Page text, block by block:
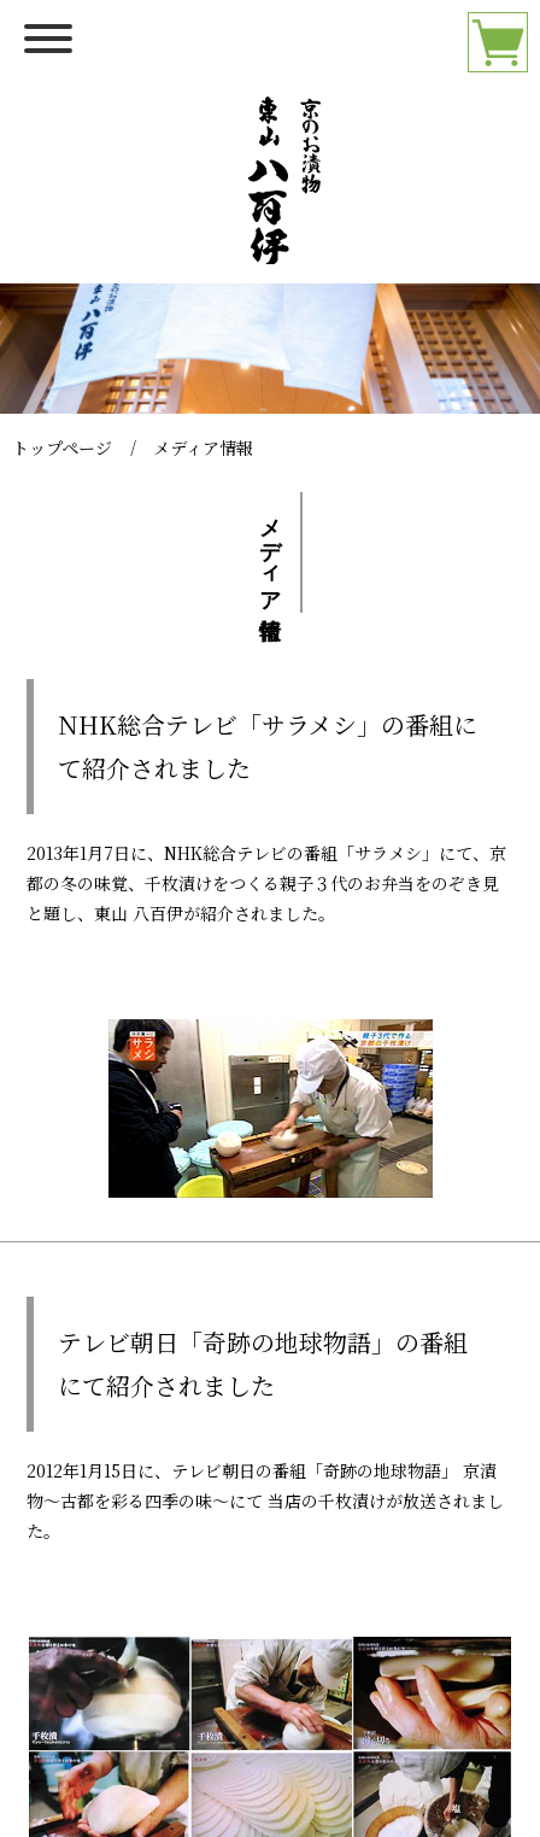
トップページ メディア情報
メディア情報
NHK総合テレビ「サラメシ」の番組に
て紹介されました
2013年1月7日に、NHK総合テレビの番組「サラメシ」にて、京
都の冬の味覚、千枚漬けをつくる親子３代のお弁当をのぞき見
と題し、東山 八百伊が紹介されました。
テレビ朝日「奇跡の地球物語」の番組
にて紹介されました
2012年1月15日に、テレビ朝日の番組「奇跡の地球物語」 京漬
物～古都を彩る四季の味～にて 当店の千枚漬けが放送されまし
た。